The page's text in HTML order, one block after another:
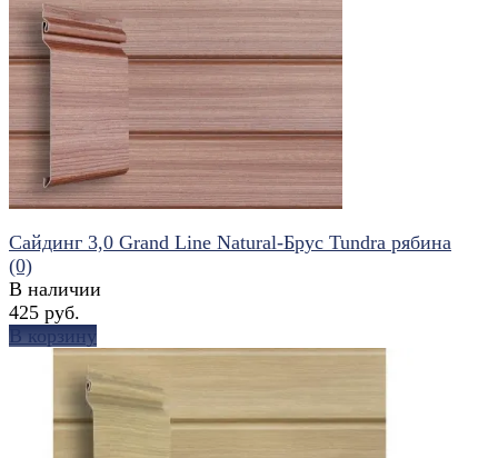
избранное сравнить
сравнить
Сайдинг 3,0 Grand Line Natural-Брус Tundra рябина
(0)
В наличии
425 руб.
В корзину